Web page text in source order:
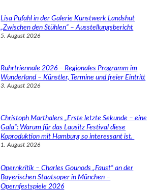
Lisa Pufahl in der Galerie Kunstwerk Landshut
„Zwischen den Stühlen“ – Ausstellungsbericht
5. August 2026
Ruhrtriennale 2026 – Regionales Programm im
Wunderland – Künstler, Termine und freier Eintritt
3. August 2026
Christoph Marthalers „Erste letzte Sekunde – eine
Gala“: Warum für das Lausitz Festival diese
Koproduktion mit Hamburg so interessant ist.
1. August 2026
Opernkritik – Charles Gounods „Faust“ an der
Bayerischen Staatsoper in München –
Opernfestspiele 2026